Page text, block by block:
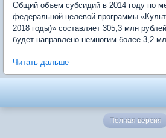
Общий объем субсидий в 2014 году по
федеральной целевой программы
2018 годы)» составляет 305,3 млн
будет направлено немногим более 3,2
Читать дальше
Полная версия